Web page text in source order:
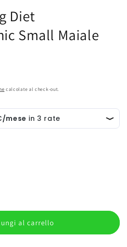
Diet
Small Maiale
calcolate al check-out.
al carrello